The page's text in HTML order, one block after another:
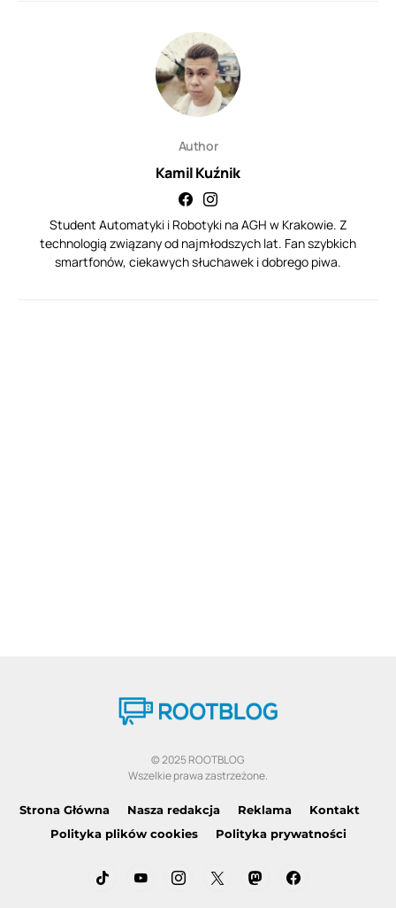
Author
Kamil Kuźnik
Student Automatyki i Robotyki na AGH w Krakowie. Z
technologią związany od najmłodszych lat. Fan szybkich
smartfonów, ciekawych słuchawek i dobrego piwa.
© 2025 ROOTBLOG
Wszelkie prawa zastrzeżone.
Strona Główna Nasza redakcja Reklama
Kontakt
Polityka plików cookies
Polityka prywatności